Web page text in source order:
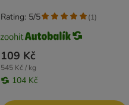
109 Kč
545 Kč / kg
104 Kč
Rating: 5/5 (1)